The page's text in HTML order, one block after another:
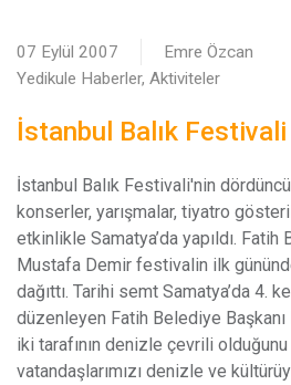
07 Eylül 2007
Emre Özcan
Yedikule Haberler, Aktiviteler
İstanbul Balık
İstanbul Balık Festivali'nin
konserler, yarışmalar, tiyatro
etkinlikle Samatya’da yapıldı. Fatih
Mustafa Demir festivalin ilk
dağıttı. Tarihi semt Samatya’da 4.
düzenleyen Fatih Belediye Başkanı
iki tarafının denizle çevrili olduğunu
vatandaşlarımızı denizle ve